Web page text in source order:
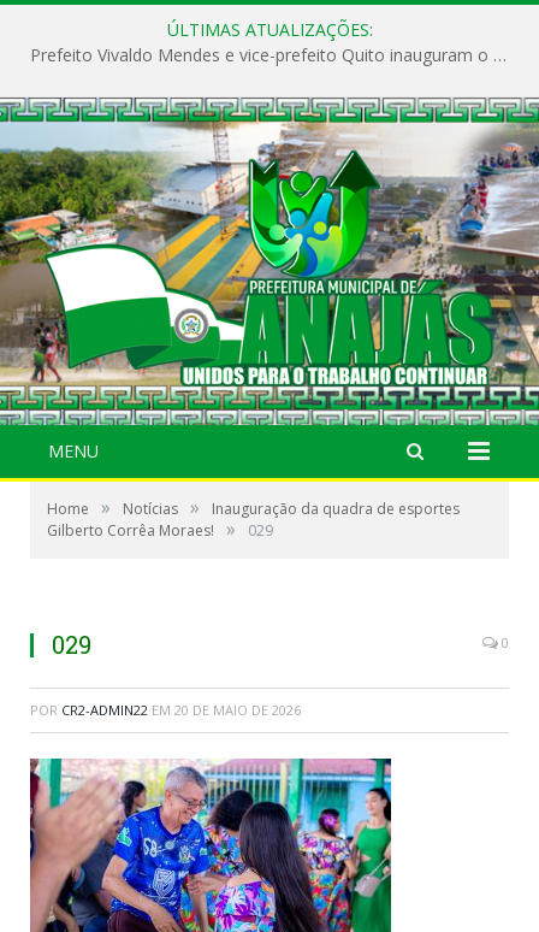
ÚLTIMAS ATUALIZAÇÕES:
Prefeito Vivaldo Mendes e vice-prefeito Quito inauguram o CAPS e fortalecem a saúde pública em Anajás.
MENU
Home » Notícias »
Inauguração da quadra de esportes
Gilberto Corrêa Moraes!
» 029
029 0
POR CR2-ADMIN22 EM 20 DE MAIO DE 2026